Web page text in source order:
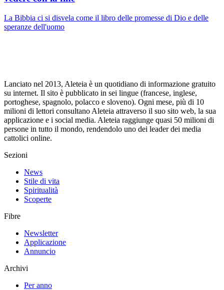
La Bibbia ci si disvela come il libro delle promesse di Dio e delle
speranze dell'uomo
Lanciato nel 2013, Aleteia è un quotidiano di informazione gratuito
su internet. Il sito è pubblicato in sei lingue (francese, inglese,
portoghese, spagnolo, polacco e sloveno). Ogni mese, più di 10
milioni di lettori consultano Aleteia attraverso il suo sito web, la sua
applicazione e i social media. Aleteia raggiunge quasi 50 milioni di
persone in tutto il mondo, rendendolo uno dei leader dei media
cattolici online.
Sezioni
News
Stile di vita
Spiritualità
Scoperte
Fibre
Newsletter
Applicazione
Annuncio
Archivi
Per anno